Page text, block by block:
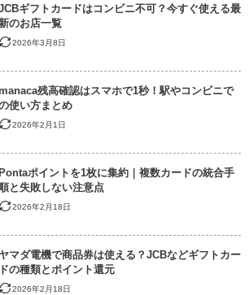
ギフトカードはコンビニ不可？今すぐ使える最
のお店一覧
2026年3月8日
manaca残高確認はスマホで1秒！駅やコンビニで
使い方まとめ
2026年2月1日
Pontaポイントを1枚に集約｜複数カードの統合手
と失敗しない注意点
2026年2月18日
ヤマダ電機で商品券は使える？JCBなどギフトカー
ドの種類とポイント還元
2026年2月18日